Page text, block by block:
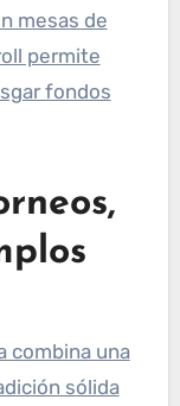
mesas de
permite
fondos
combina una
sólida